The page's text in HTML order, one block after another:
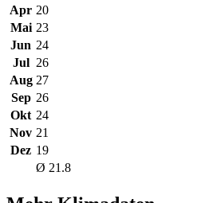
Apr 20
Mai 23
Jun 24
Jul 26
Aug 27
Sep 26
Okt 24
Nov 21
Dez 19
Ø 21.8